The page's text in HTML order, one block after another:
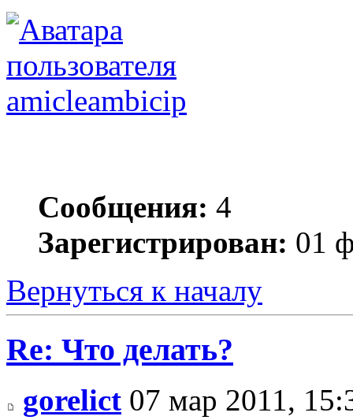
amicleambicip
Сообщения: 4
Зарегистрирован: 01
Вернуться к началу
Re: Что делать?
gorelict 07 мар 2011,